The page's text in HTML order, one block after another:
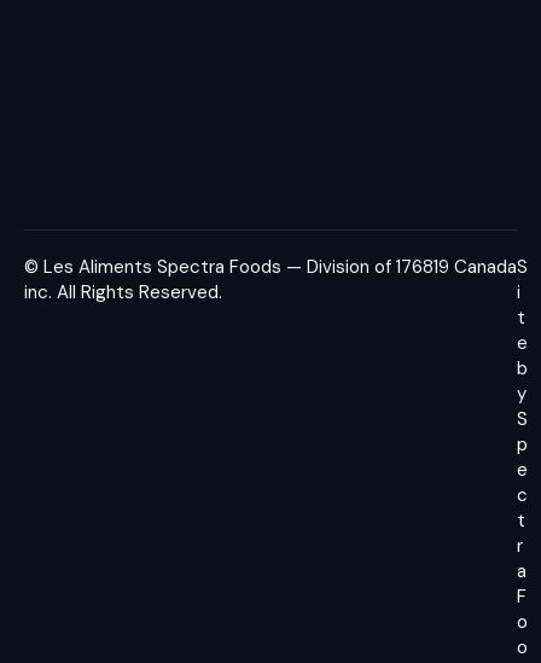
© Les Aliments Spectra Foods — Division of 176819 Canada
inc. All Rights Reserved.
S
i
t
e
b
y
S
p
e
c
t
r
a
F
o
o